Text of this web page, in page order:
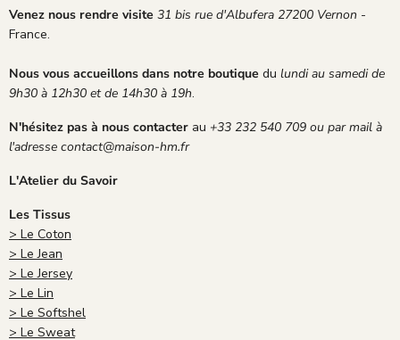
e
c
r
t
o
i
s
e
e
p
s
t
l
e
Venez nous rendre visite 31 bis rue d'Albufera 27200 Vernon -
France.
Nous vous accueillons dans notre boutique du lundi au samedi de
9h30 à 12h30 et de 14h30 à 19h.
N'hésitez pas à nous contacter au +33 232 540 709 ou par mail à
l'adresse contact@maison-hm.fr
L'Atelier du Savoir
Les Tissus
> Le Coton
> Le Jean
> Le Jersey
> Le Lin
> Le Softshel
> Le Sweat